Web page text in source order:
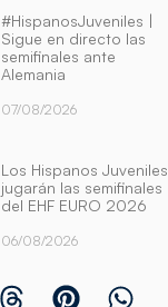
#HispanosJuveniles |
Sigue en directo las
semifinales ante
Alemania
07/08/2026
Los Hispanos Juveniles
jugarán las semifinales
del EHF EURO 2026
06/08/2026